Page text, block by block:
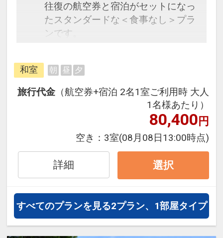
往復の航空券と宿泊がセットになっ
たスタンダードな＜食事なし＞プラ
ンです。
できるダイナミックパッケージだか
ら、一都市滞在はもちろん周遊旅行
にも最適！
旅行期間中の1泊だけの宿泊や延
泊・飛び泊なども自由自在です。
フライトは、安心のJAL（または
JALグループ）確約！フライトマイ
ル50%貯まります。
オプションでレンタカーや現地交
通・体験プランなどの追加（同時予
約）が可能なプランもございます。
和室 朝 昼 夕
旅行代金 （航空券+宿泊 2名1室ご利用時 大人
1名様あたり）
80,400円
空き： 3室(08月08日13:00時点)
詳細 選択
すべてのプランを見る2プラン、1部屋タイプ